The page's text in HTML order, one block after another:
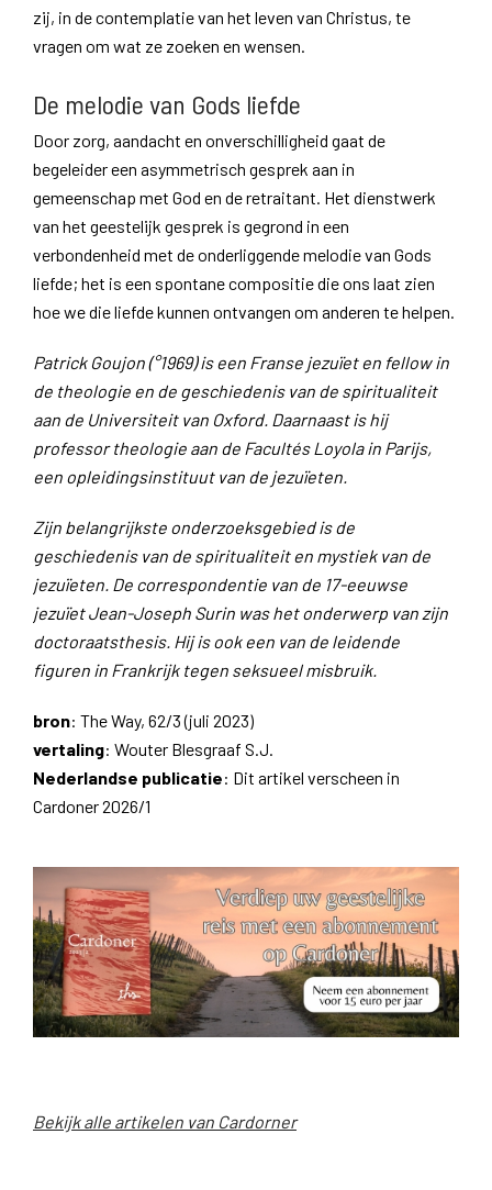
zij, in de contemplatie van het leven van Christus, te
vragen om wat ze zoeken en wensen.
De melodie van Gods liefde
Door zorg, aandacht en onverschilligheid gaat de
begeleider een asymmetrisch gesprek aan in
gemeenschap met God en de retraitant. Het dienstwerk
van het geestelijk gesprek is gegrond in een
verbondenheid met de onderliggende melodie van Gods
liefde; het is een spontane compositie die ons laat zien
hoe we die liefde kunnen ontvangen om anderen te helpen.
Patrick Goujon (°1969) is een Franse jezuïet en fellow in
de theologie en de geschiedenis van de spiritualiteit
aan de Universiteit van Oxford. Daarnaast is hij
professor theologie aan de Facultés Loyola in Parijs,
een opleidingsinstituut van de jezuïeten.
Zijn belangrijkste onderzoeksgebied is de
geschiedenis van de spiritualiteit en mystiek van de
jezuïeten. De correspondentie van de 17-eeuwse
jezuïet Jean-Joseph Surin was het onderwerp van zijn
doctoraatsthesis. Hij is ook een van de leidende
figuren in Frankrijk tegen seksueel misbruik.
bron: The Way, 62/3 (juli 2023)
vertaling: Wouter Blesgraaf S.J.
Nederlandse publicatie: Dit artikel verscheen in
Cardoner 2026/1
Bekijk alle artikelen van Cardorner